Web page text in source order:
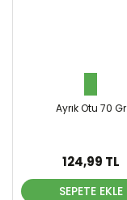
Ayrık Otu 70 Gr
124,99 TL
SEPETE EKLE